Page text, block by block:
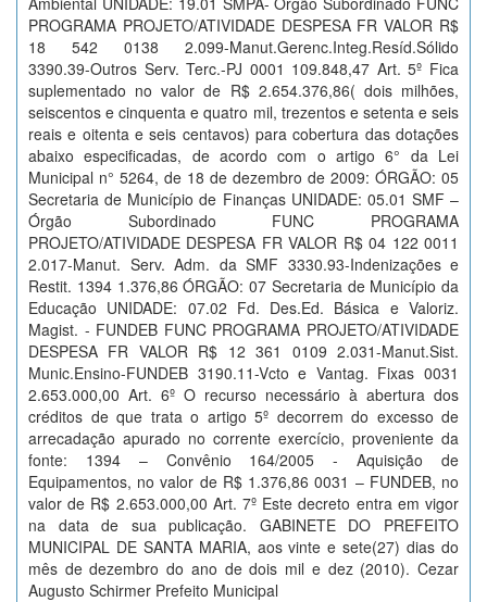
PROGRAMA PROJETO/ATIVIDADE DESPESA FR VALOR R$
18 542 0138 2.099-Manut.Gerenc.Integ.Resíd.Sólido
3390.39-Outros Serv. Terc.-PJ 0001 109.848,47 Art. 5º Fica
suplementado no valor de R$ 2.654.376,86( dois milhões,
seiscentos e cinquenta e quatro mil, trezentos e setenta e seis
reais e oitenta e seis centavos) para cobertura das dotações
abaixo especificadas, de acordo com o artigo 6° da Lei
Municipal n° 5264, de 18 de dezembro de 2009: ÓRGÃO: 05
Secretaria de Município de Finanças UNIDADE: 05.01 SMF –
Órgão Subordinado FUNC PROGRAMA
PROJETO/ATIVIDADE DESPESA FR VALOR R$ 04 122 0011
2.017-Manut. Serv. Adm. da SMF 3330.93-Indenizações e
Restit. 1394 1.376,86 ÓRGÃO: 07 Secretaria de Município da
Educação UNIDADE: 07.02 Fd. Des.Ed. Básica e Valoriz.
Magist. - FUNDEB FUNC PROGRAMA PROJETO/ATIVIDADE
DESPESA FR VALOR R$ 12 361 0109 2.031-Manut.Sist.
Munic.Ensino-FUNDEB 3190.11-Vcto e Vantag. Fixas 0031
2.653.000,00 Art. 6º O recurso necessário à abertura dos
créditos de que trata o artigo 5º decorrem do excesso de
arrecadação apurado no corrente exercício, proveniente da
fonte: 1394 – Convênio 164/2005 - Aquisição de
Equipamentos, no valor de R$ 1.376,86 0031 – FUNDEB, no
valor de R$ 2.653.000,00 Art. 7º Este decreto entra em vigor
na data de sua publicação. GABINETE DO PREFEITO
MUNICIPAL DE SANTA MARIA, aos vinte e sete(27) dias do
mês de dezembro do ano de dois mil e dez (2010). Cezar
Augusto Schirmer Prefeito Municipal